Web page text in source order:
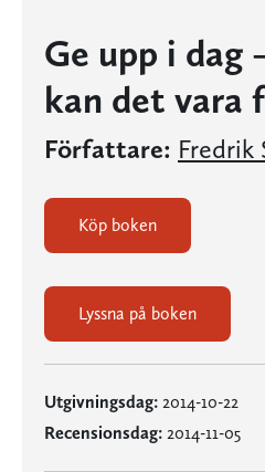
Ge upp i dag
kan det vara
Författare: Fredrik
Köp boken
Lyssna på boken
Utgivningsdag: 2014-10-22
Recensionsdag: 2014-11-05